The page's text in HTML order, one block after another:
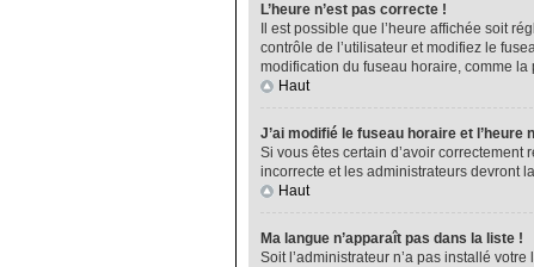
L’heure n’est pas correcte !
Il est possible que l’heure affichée soit
contrôle de l’utilisateur et modifiez le
modification du fuseau horaire, comme la
Haut
J’ai modifié le fuseau horaire et l’heure
Si vous êtes certain d’avoir correctement
incorrecte et les administrateurs devront
Haut
Ma langue n’apparaît pas dans la liste !
Soit l’administrateur n’a pas installé